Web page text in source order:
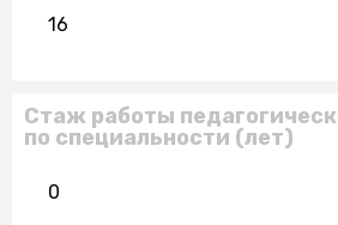
16
Стаж работы
по специальности (лет)
0